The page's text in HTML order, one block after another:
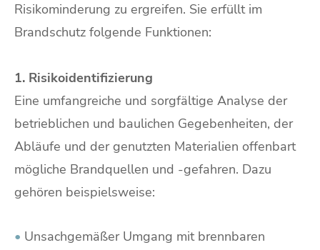
Risikominderung zu ergreifen. Sie erfüllt im
Brandschutz folgende Funktionen:
1. Risikoidentifizierung
Eine umfangreiche und sorgfältige Analyse der
betrieblichen und baulichen Gegebenheiten, der
Abläufe und der genutzten Materialien offenbart
mögliche Brandquellen und -gefahren. Dazu
gehören beispielsweise:
• Unsachgemäßer Umgang mit brennbaren